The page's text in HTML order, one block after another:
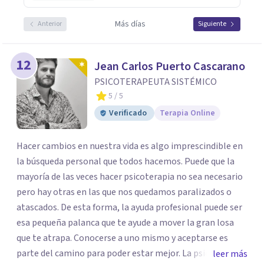
Anterior Más días Siguiente
12 Jean Carlos Puerto Cascarano
PSICOTERAPEUTA SISTÉMICO
5 / 5
Verificado
Terapia Online
Hacer cambios en nuestra vida es algo imprescindible en
la búsqueda personal que todos hacemos. Puede que la
mayoría de las veces hacer psicoterapia no sea necesario
pero hay otras en las que nos quedamos paralizados o
atascados. De esta forma, la ayuda profesional puede ser
esa pequeña palanca que te ayude a mover la gran losa
que te atrapa. Conocerse a uno mismo y aceptarse es
parte del camino para poder estar mejor. La psicoterapia
leer más